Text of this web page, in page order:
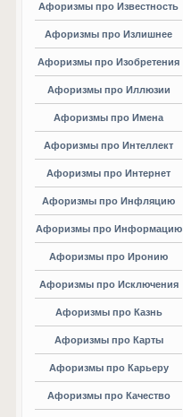
Афоризмы про Известность
Афоризмы про Излишнее
Афоризмы про Изобретения
Афоризмы про Иллюзии
Афоризмы про Имена
Афоризмы про Интеллект
Афоризмы про Интернет
Афоризмы про Инфляцию
Афоризмы про Информацию
Афоризмы про Иронию
Афоризмы про Исключения
Афоризмы про Казнь
Афоризмы про Карты
Афоризмы про Карьеру
Афоризмы про Качество